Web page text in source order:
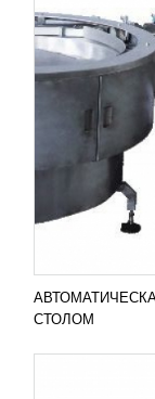
СТОЛОМ
ЛИНИЯ С
продукции.